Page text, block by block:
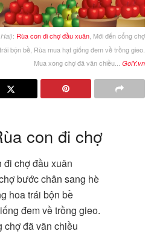
: Rùa con đi chợ đầu xuân , Mới đến cổng chợ
bộn bề, Rùa mua hạt giống đem về trồng gieo.
Mua xong chợ đã vãn chiều... GoiY.vn
con đi chợ
đi chợ đầu xuân
bước chân sang hè
hoa trái bộn bề
đem về trồng gieo.
chợ đã vãn chiều